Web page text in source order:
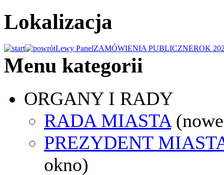
Lokalizacja
Lewy PanelZAMÓWIENIA PUBLICZNEROK
Menu kategorii
ORGANY I RADY
RADA MIASTA
PREZYDENT
okno)